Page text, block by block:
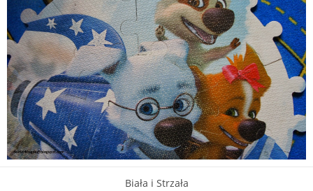
Biała i Strzała